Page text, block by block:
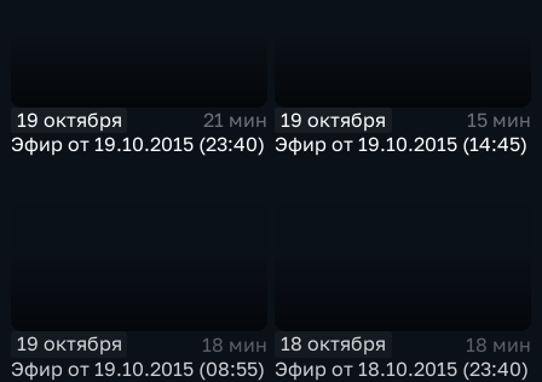
19 октября
21 мин
Эфир от 19.10.2015 (23:40)
19 октября
15 мин
Эфир от 19.10.2015 (14:45)
19 октября
18 мин
Эфир от 19.10.2015 (08:55)
18 октября
18 мин
Эфир от 18.10.2015 (23:40)